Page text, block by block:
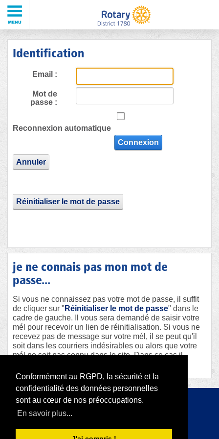
Conformément au RGPD, la sécurité et la
confidentialité des données personnelles
sont au cœur de nos préoccupations.
En savoir plus...
Identification
Email :
Mot de
passe :
Reconnexion automatique
Connexion
Annuler
Réinitialiser le mot de passe
je ne connais pas mon mot de
passe...
Si vous ne connaissez pas votre mot de passe, il suffit
de cliquer sur " Réinitialiser le mot de passe" dans le
cadre de gauche. Il vous sera demandé de saisir votre
mél pour recevoir un lien de réinitialisation. Si vous ne
recevez pas de message sur votre mél, il se peut qu'il
soit dans les courriers indésirables ou alors que votre
mél ne soit pas connu dans le site. Dans ce cas il
Copyright 2026 par RODI Platform
|